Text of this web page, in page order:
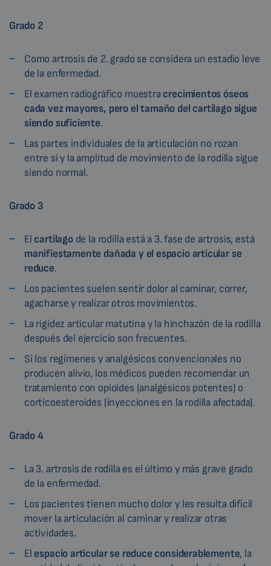
Grado 2
Como artrosis de 2. grado se considera un estadio leve
de la enfermedad.
El examen radiográfico muestracrecimientos óseos
cada vez mayores, pero el tamaño del cartílago sigue
siendo suficiente.
Las partes individuales de la articulación no rozan
entre sí y la amplitud de movimiento de la rodilla sigue
siendo normal.
Grado 3
El cartílagode la rodilla está a 3. fase de artrosis, está
manifiestamente dañada y el espacio articular se
reduce.
Los pacientes suelen sentir dolor al caminar, correr,
agacharse y realizar otros movimientos.
La rigidez articular matutina y la hinchazón de la rodilla
después del ejercicio son frecuentes.
Si los regímenes y analgésicos convencionales no
producen alivio, los médicos pueden recomendar un
tratamiento con opioides (analgésicos potentes) o
corticoesteroides (inyecciones en la rodilla afectada).
Grado 4
La 3. artrosis de rodilla es el último y más grave grado
de la enfermedad.
Los pacientes tienen mucho dolor y les resulta difícil
mover la articulación al caminar y realizar otras
actividades.
El espacio articular se reduce considerablemente, la